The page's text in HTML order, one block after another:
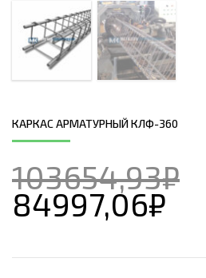
КАРКАС АРМАТУРНЫЙ КЛФ-360
103654,93₽
84997,06₽